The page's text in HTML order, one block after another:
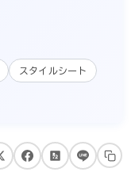
スタイルシート